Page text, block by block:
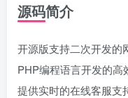
源码简介
开源版支持二次开发的
PHP编程语言开发的
提供实时的在线客服支